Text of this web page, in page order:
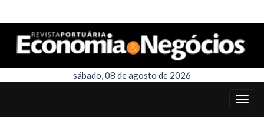
sábado, 08 de agosto de 2026